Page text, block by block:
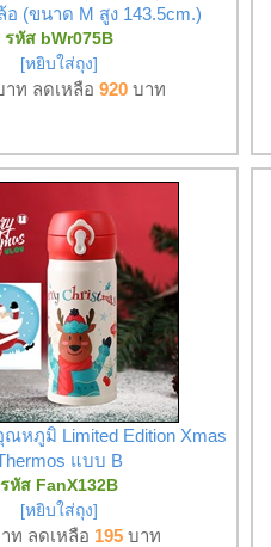
(ขนาด M สูง 143.5cm.)
รหัส bWr075B
[หยิบใส่ถุง]
ท ลดเหลือ920 บาท
หภูมิ Limited Edition Xmas
แบบ B
รหัส FanX132B
[หยิบใส่ถุง]
ท ลดเหลือ 195 บาท